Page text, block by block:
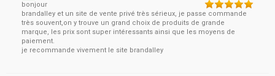
bonjour
brandalley et un site de vente privé très sérieux, je passe commande
très souvent,on y trouve un grand choix de produits de grande
marque, les prix sont super intéressants ainsi que les moyens de
paiement.
je recommande vivement le site brandalley